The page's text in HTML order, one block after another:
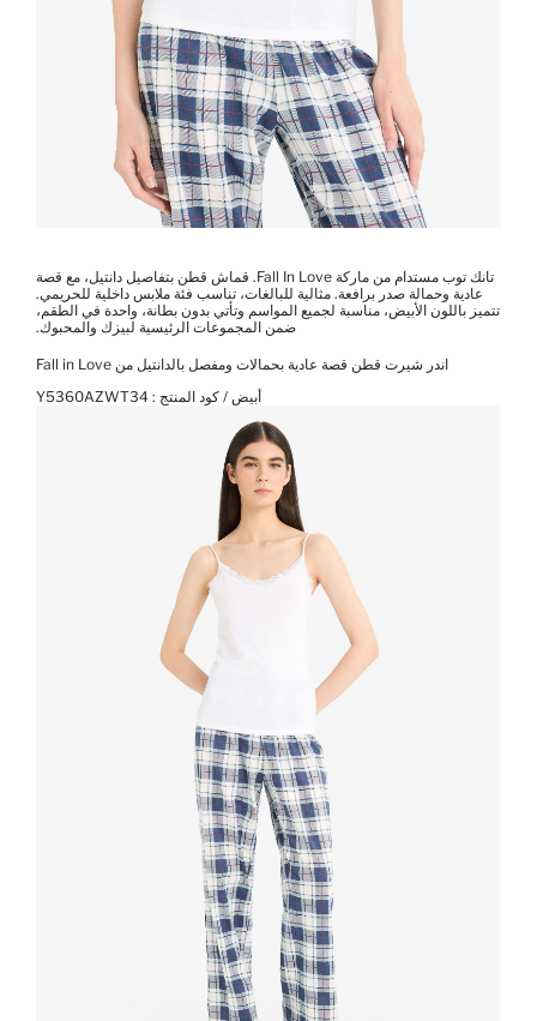
تانك توب مستدام من ماركة Fall In Love. قماش قطن بتفاصيل دانتيل، مع قصة
عادية وحمالة صدر برافعة. مثالية للبالغات، تناسب فئة ملابس داخلية للحريمي.
تتميز باللون الأبيض، مناسبة لجميع المواسم وتأتي بدون بطانة، واحدة في الطقم،
ضمن المجموعات الرئيسية لبيزك والمحبوك.
اندر شيرت قطن قصة عادية بحمالات ومفصل بالدانتيل من Fall in Love
أبيض / كود المنتج : Y5360AZWT34